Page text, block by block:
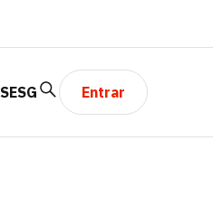
ESG Entrar